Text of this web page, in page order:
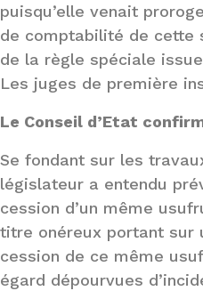
puisqu’elle venait
de comptabilité de cette
de la règle spéciale
Les juges de première
Le Conseil d’Etat
Se fondant sur les
législateur a entendu
cession d’un même
titre onéreux portant sur
cession de ce même
égard dépourvues